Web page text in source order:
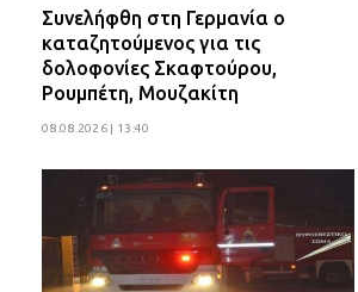
Συνελήφθη στη Γερμανία ο
καταζητούμενος για τις
δολοφονίες Σκαφτούρου,
Ρουμπέτη, Μουζακίτη
08.08.2026 | 13:40